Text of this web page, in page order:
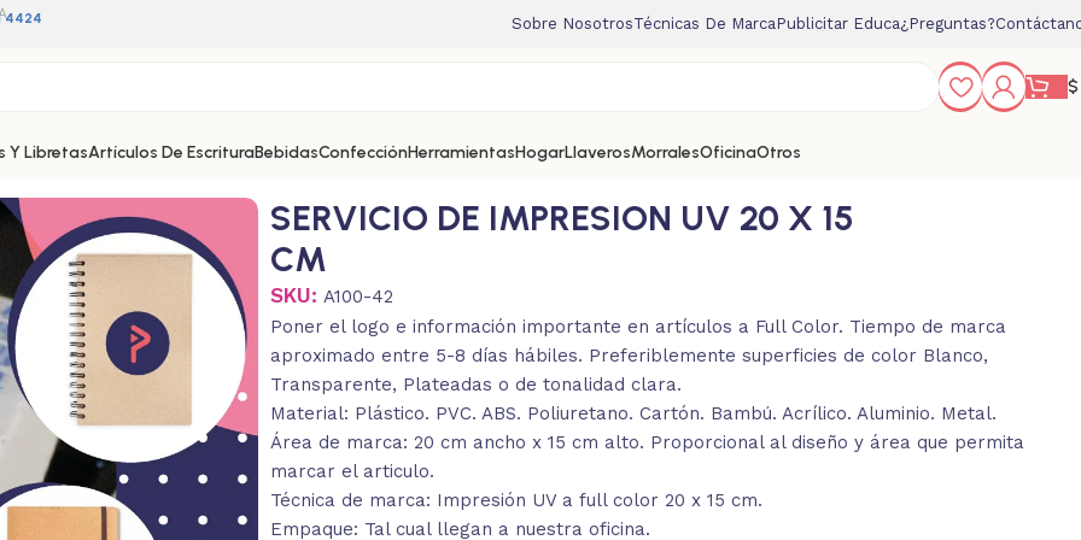
4424 Sobre NosotrosTécnicas De MarcaPublicitar Educa¿Preguntas?
$
Y LibretasArtículos De EscrituraBebidasConfecciónHerramientasHogarLlaverosMorralesOficinaOtros
SERVICIO DE IMPRESION UV 20 X 15
CM
SKU: A100-42
Poner el logo e información importante en artículos a Full Color. Tiempo de marca
aproximado entre 5-8 días hábiles. Preferiblemente superficies de color Blanco,
Transparente, Plateadas o de tonalidad clara.
Material: Plástico. PVC. ABS. Poliuretano. Cartón. Bambú. Acrílico. Aluminio. Metal.
Área de marca: 20 cm ancho x 15 cm alto. Proporcional al diseño y área que permita
marcar el articulo.
Técnica de marca: Impresión UV a full color 20 x 15 cm.
Empaque: Tal cual llegan a nuestra oficina.